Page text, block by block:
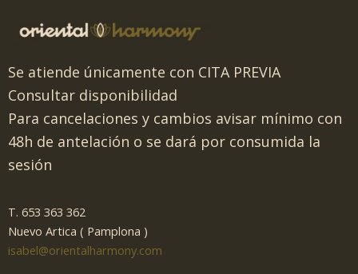
Se atiende únicamente con CITA PREVIA
Consultar disponibilidad
Para cancelaciones y cambios avisar mínimo con
48h de antelación o se dará por consumida la
sesión
T. 653 363 362
Nuevo Artica ( Pamplona )
isabel@orientalharmony.com